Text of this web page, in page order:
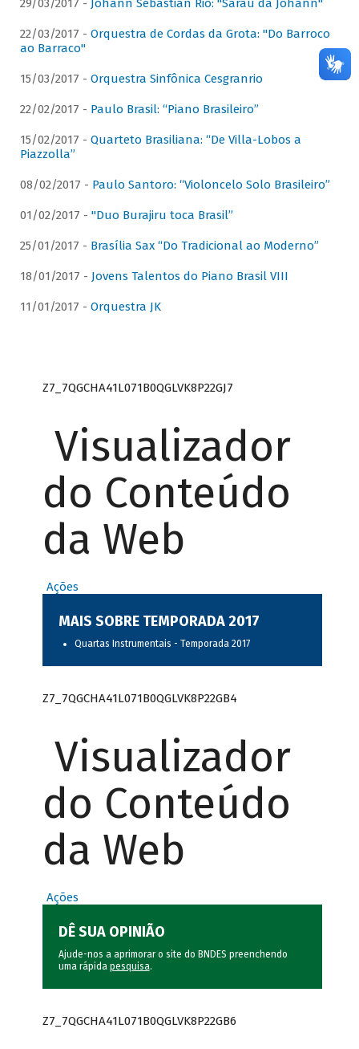
29/03/2017 - Johann Sebastian Rio: "Sarau da Johann"
22/03/2017 - Orquestra de Cordas da Grota: "Do Barroco
ao Barraco"
15/03/2017 - Orquestra Sinfônica Cesgranrio
22/02/2017 - Paulo Brasil: “Piano Brasileiro”
15/02/2017 - Quarteto Brasiliana: “De Villa-Lobos a
Piazzolla”
08/02/2017 - Paulo Santoro: “Violoncelo Solo Brasileiro”
01/02/2017 - "Duo Burajiru toca Brasil”
25/01/2017 - Brasília Sax “Do Tradicional ao Moderno”
18/01/2017 - Jovens Talentos do Piano Brasil VIII
11/01/2017 - Orquestra JK
Z7_7QGCHA41L071B0QGLVK8P22GJ7
Visualizador
do Conteúdo
da Web
Ações
MAIS SOBRE TEMPORADA 2017
Quartas Instrumentais - Temporada 2017
Z7_7QGCHA41L071B0QGLVK8P22GB4
Visualizador
do Conteúdo
da Web
Ações
DÊ SUA OPINIÃO
Ajude-nos a aprimorar o site do BNDES preenchendo
uma rápida pesquisa.
Z7_7QGCHA41L071B0QGLVK8P22GB6